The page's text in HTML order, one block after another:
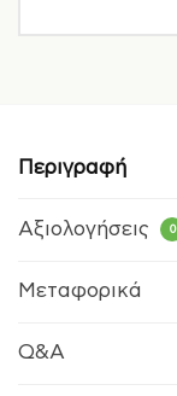
Περιγραφή
Αξιολογήσεις 0
Μεταφορικά
Q&A